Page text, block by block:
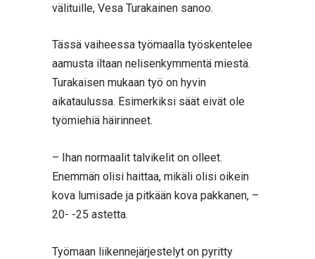
välituille, Vesa Turakainen sanoo.
Tässä vaiheessa työmaalla työskentelee
aamusta iltaan nelisenkymmentä miestä.
Turakaisen mukaan työ on hyvin
aikataulussa. Esimerkiksi säät eivät ole
työmiehiä häirinneet.
– Ihan normaalit talvikelit on olleet.
Enemmän olisi haittaa, mikäli olisi oikein
kova lumisade ja pitkään kova pakkanen, –
20- -25 astetta.
Työmaan liikennejärjestelyt on pyritty